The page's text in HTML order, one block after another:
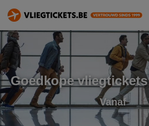
Goedkope
Vanaf